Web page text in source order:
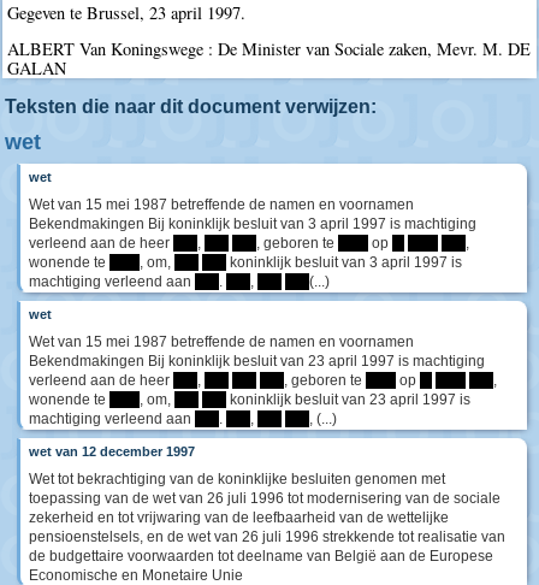
Gegeven te Brussel, 23 april 1997.
ALBERT Van Koningswege : De Minister van Sociale zaken, Mevr. M. DE
GALAN
Teksten die naar dit document verwijzen:
wet
wet
Wet van 15 mei 1987 betreffende de namen en voornamen
Bekendmakingen Bij koninklijk besluit van 3 april 1997 is machtiging
verleend aan de heer
, geboren te op
wonende te
, om,
koninklijk besluit van 3 april 1997 is
machtiging verleend aan
(...)
wet
Wet van 15 mei 1987 betreffende de namen en voornamen
Bekendmakingen Bij koninklijk besluit van 23 april 1997 is machtiging
verleend aan de heer
, geboren te op
wonende te
, om,
koninklijk besluit van 23 april 1997 is
machtiging verleend aan
, (...)
wet van 12 december 1997
Wet tot bekrachtiging van de koninklijke besluiten genomen met
toepassing van de wet van 26 juli 1996 tot modernisering van de sociale
zekerheid en tot vrijwaring van de leefbaarheid van de wettelijke
pensioenstelsels, en de wet van 26 juli 1996 strekkende tot realisatie van
de budgettaire voorwaarden tot deelname van België aan de Europese
Economische en Monetaire Unie